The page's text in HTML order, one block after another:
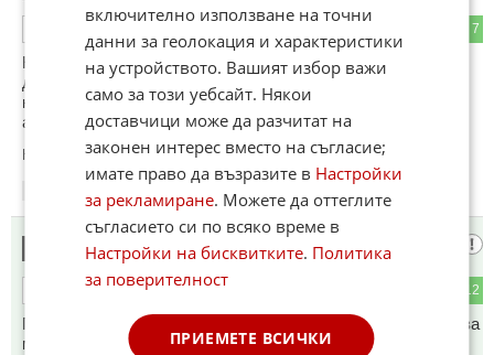
7
На НАТО му трябваха още 6 години, за да се задейства и
да наложи мир на Балканите!нПрез това време загинаха
над 200 хиляди души! Това е цената за пасивността на
американците през 90-те!
Коментиран от #9
Дзак
12
През 1993 животът навсякъде беше много труден. Освен за
мутрите!
включително използване на точни
данни за геолокация и характеристики
на устройството. Вашият избор важи
само за този уебсайт. Някои
доставчици може да разчитат на
законен интерес вместо на съгласие;
имате право да възразите в Настройки
за рекламиране. Можете да оттеглите
съгласието си по всяко време в
Настройки на бисквитките. Политика
за поверителност
ПРИЕМЕТЕ ВСИЧКИ